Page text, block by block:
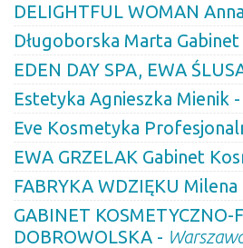
DELIGHTFUL WOMAN
Długoborska Marta
EDEN DAY SPA, EWA
Estetyka Agnieszka Mienik -
Eve Kosmetyka
EWA GRZELAK Gabinet
FABRYKA WDZIĘKU
GABINET KOSMETYCZNO-
DOBROWOLSKA -